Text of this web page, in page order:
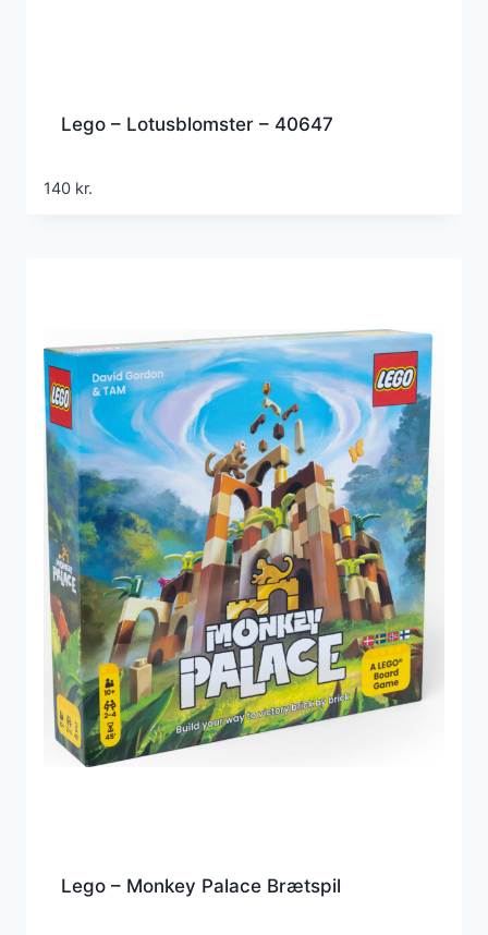
Lego – Lotusblomster – 40647
140 kr.
Lego – Monkey Palace Brætspil